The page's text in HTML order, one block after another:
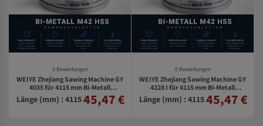
0 Bewertungen
WEIYE Zhejiang Sawing Machine GY
4035 für 4115 mm Bi-Metall
Bandsägeblätter
Länge (mm) : 411545,47 €
0 Bewertungen
WEIYE Zhejiang Sawing Machine GY
4228 I für 4115 mm Bi-Metall
Bandsägeblätter
Länge (mm) : 411545,47 €